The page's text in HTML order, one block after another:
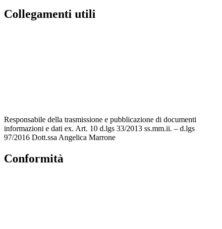
Collegamenti utili
Responsabile della trasmissione e pubblicazione di documenti
informazioni e dati ex. Art. 10 d.lgs 33/2013 ss.mm.ii. – d.lgs
97/2016 Dott.ssa Angelica Marrone
Conformità